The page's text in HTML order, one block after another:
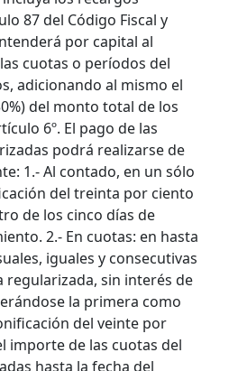
87 del Código Fiscal y
por capital al
cuotas o períodos del
adicionando al mismo el
del monto total de los
6º. El pago de las
podrá realizarse de
1.- Al contado, en un sólo
del treinta por ciento
de los cinco días de
2.- En cuotas: en hasta
iguales y consecutivas
regularizada, sin interés de
la primera como
del veinte por
importe de las cuotas del
hasta la fecha del